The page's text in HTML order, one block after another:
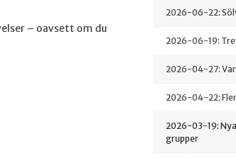
– oavsett om du
2026-06-22:
2026-06-19:
2026-04-27:
2026-04-22:
2026-03-19:
grupper